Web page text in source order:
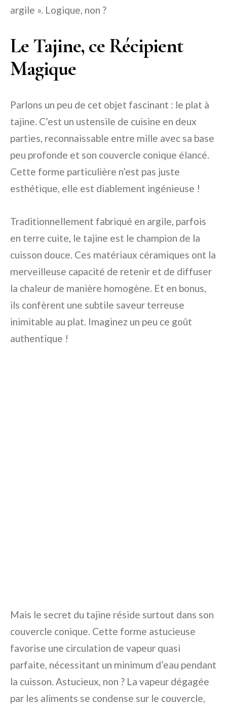
argile ». Logique, non ?
Le Tajine, ce Récipient
Magique
Parlons un peu de cet objet fascinant : le plat à
tajine. C’est un ustensile de cuisine en deux
parties, reconnaissable entre mille avec sa base
peu profonde et son couvercle conique élancé.
Cette forme particulière n’est pas juste
esthétique, elle est diablement ingénieuse !
Traditionnellement fabriqué en argile, parfois
en terre cuite, le tajine est le champion de la
cuisson douce. Ces matériaux céramiques ont la
merveilleuse capacité de retenir et de diffuser
la chaleur de manière homogène. Et en bonus,
ils confèrent une subtile saveur terreuse
inimitable au plat. Imaginez un peu ce goût
authentique !
Mais le secret du tajine réside surtout dans son
couvercle conique. Cette forme astucieuse
favorise une circulation de vapeur quasi
parfaite, nécessitant un minimum d’eau pendant
la cuisson. Astucieux, non ? La vapeur dégagée
par les aliments se condense sur le couvercle,